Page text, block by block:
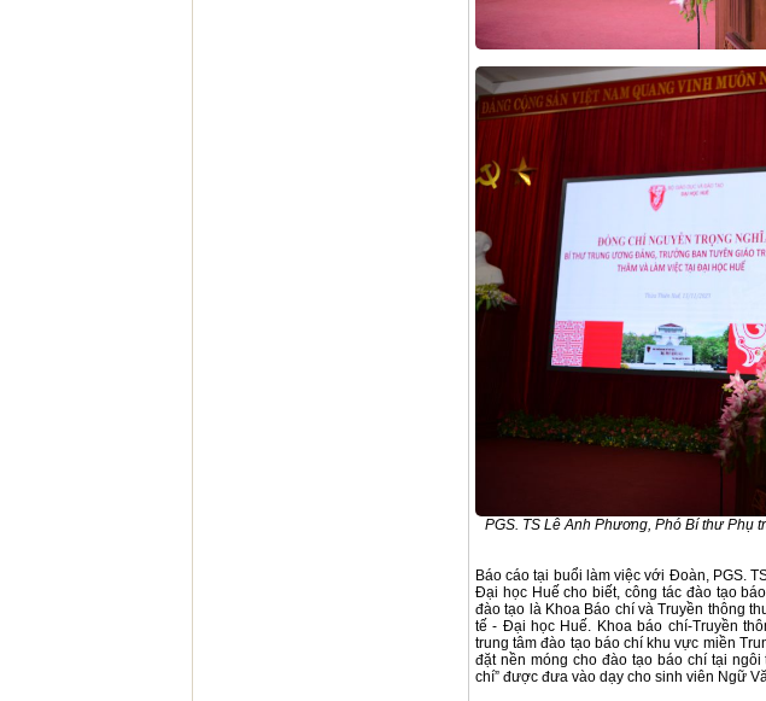
PGS. TS Lê Anh Phương, Phó Bí thư Phụ
Báo cáo tại buổi làm việc với Đoàn, PGS.
Đại học Huế cho biết, công tác đào tạo
đào tạo là Khoa Báo chí và Truyền thông
tế - Đại học Huế. Khoa báo chí-Truyền
trung tâm đào tạo báo chí khu vực miền
đặt nền móng cho đào tạo báo chí tại
chí” được đưa vào dạy cho sinh viên Ngữ